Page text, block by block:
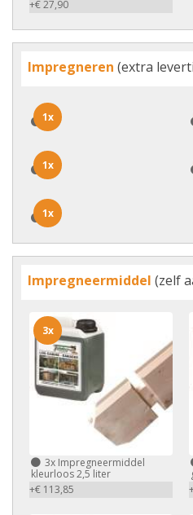
+€ 27,90
Impregneren (extra
1x
1x
1x
1x
1x
1x
Impregneermiddel (zelf
3x Impregneermiddel
kleurloos 2,5 liter
+€ 113,85
3x